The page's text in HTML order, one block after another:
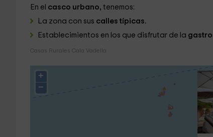
En el casco urbano, tenemos:
La zona con sus calles típicas.
Establecimientos en los que disfrutar de la
Casas Rurales Cala Vadella
+
−